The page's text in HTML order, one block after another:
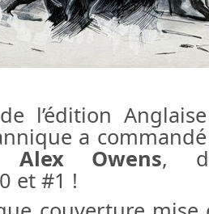
de l’édition
a
Alex Owens,
et #1 !